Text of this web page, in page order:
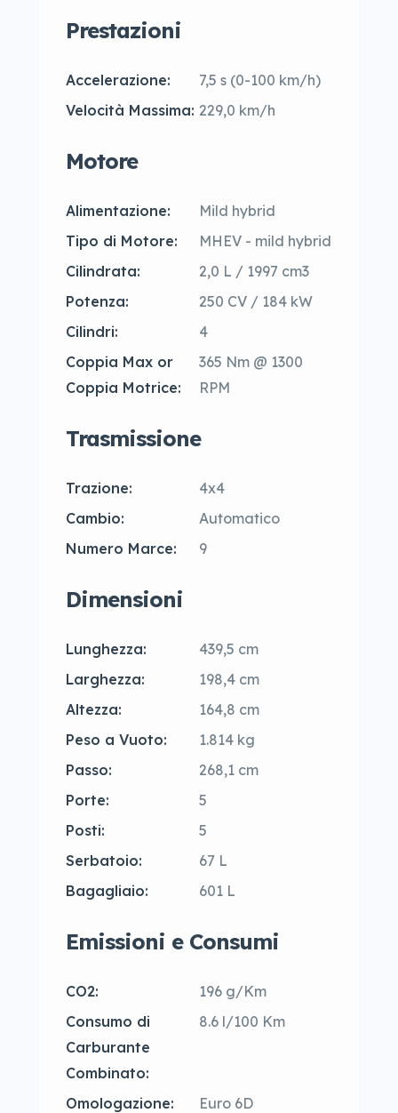
Prestazioni
Accelerazione:
7,5 s (0-100 km/h)
Velocità Massima: 229,0 km/h
Motore
Alimentazione:
Mild hybrid
Tipo di Motore:
MHEV - mild hybrid
Cilindrata:
2,0 L / 1997 cm3
Potenza:
250 CV / 184 kW
Cilindri:
4
Coppia Max or
Coppia Motrice:
365 Nm @ 1300
RPM
Trasmissione
Trazione:
4x4
Cambio:
Automatico
Numero Marce:
9
Dimensioni
Lunghezza:
439,5 cm
Larghezza:
198,4 cm
Altezza:
164,8 cm
Peso a Vuoto:
1.814 kg
Passo:
268,1 cm
Porte:
5
Posti:
5
Serbatoio:
67 L
Bagagliaio:
601 L
Emissioni e Consumi
CO2:
196 g/Km
Consumo di
Carburante
Combinato:
8.6 l/100 Km
Omologazione: Euro 6D